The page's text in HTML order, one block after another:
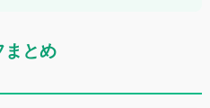
まとめ